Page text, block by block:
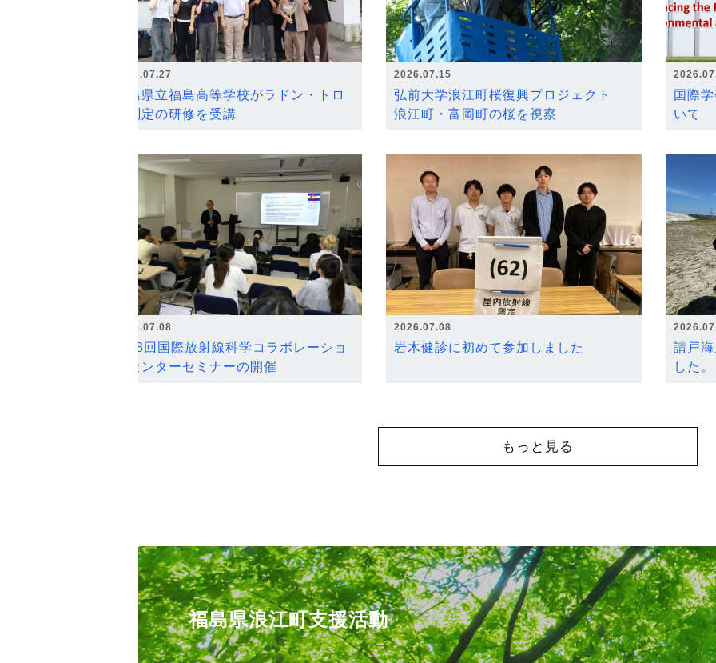
2026.07.27
福島県立福島高等学校がラドン・トロ
ン測定の研修を受講
2026.07.15
弘前大学浪江町桜復興プロジェクト
浪江町・富岡町の桜を視察
国際
いて
2026.07.08
第18回国際放射線科学コラボレーショ
ンセンターセミナーの開催
2026.07.08
岩木健診に初めて参加しました
請戸
した。
もっと見る
福島県浪江町支援活動